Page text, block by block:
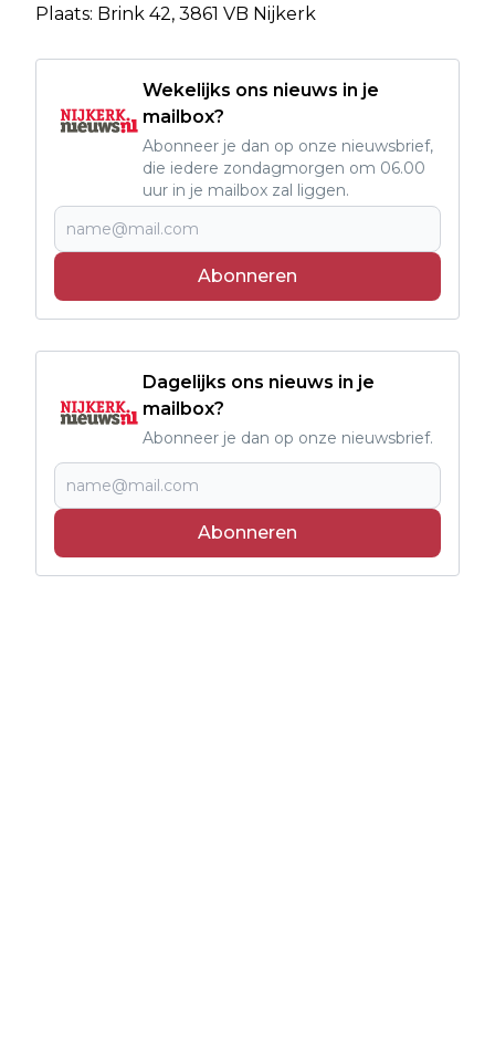
Plaats: Brink 42, 3861 VB Nijkerk
Wekelijks ons nieuws in je
mailbox?
Abonneer je dan op onze nieuwsbrief,
die iedere zondagmorgen om 06.00
uur in je mailbox zal liggen.
Abonneren
Dagelijks ons nieuws in je
mailbox?
Abonneer je dan op onze nieuwsbrief.
Abonneren